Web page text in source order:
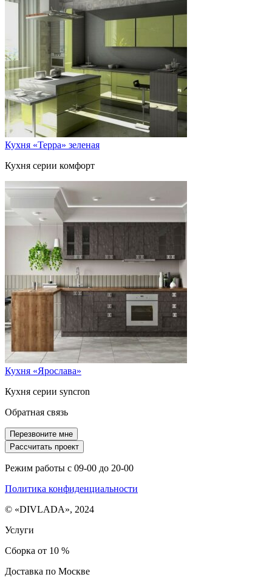
Кухня «Терра» зеленая
Кухня серии комфорт
Кухня «Ярослава»
Кухня серии syncron
Обратная связь
Перезвоните мне
Рассчитать проект
Режим работы с 09-00 до 20-00
Политика конфиденциальности
© «DIVLADA», 2024
Услуги
Сборка от 10 %
Доставка по Москве